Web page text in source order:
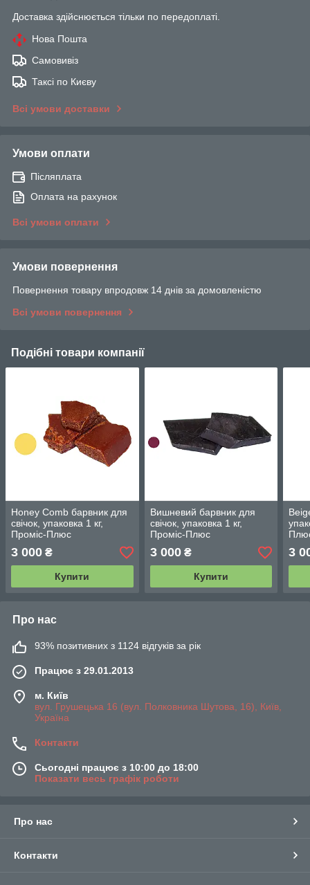
Доставка здійснюється тільки по передоплаті.
Нова Пошта
Самовивіз
Таксі по Києву
Всі умови доставки
Умови оплати
Післяплата
Оплата на рахунок
Всі умови оплати
Умови повернення
Повернення товару впродовж 14 днів за домовленістю
Всі умови повернення
Подібні товари компанії
Honey Comb барвник для
свічок, упаковка 1 кг,
Проміс-Плюс
3 000 ₴
Купити
Вишневий барвник для
свічок, упаковка 1 кг,
Проміс-Плюс
3 000₴
Купити
3
Про нас
93% позитивних з 1124 відгуків за рік
Працює з 29.01.2013
м. Київ
вул. Грушецька 16 (вул. Полковника Шутова, 16), Київ,
Україна
Контакти
Сьогодні працює з 10:00 до 18:00
Показати весь графік роботи
Про нас
Контакти